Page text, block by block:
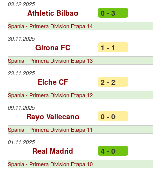
03.12.2025
Athletic Bilbao 0 - 3
Spania - Primera Division Etapa 14
30.11.2025
Girona FC 1 - 1
Spania - Primera Division Etapa 13
23.11.2025
Elche CF 2 - 2
Spania - Primera Division Etapa 12
09.11.2025
Rayo Vallecano 0 - 0
Spania - Primera Division Etapa 11
01.11.2025
Real Madrid 4 - 0
Spania - Primera Division Etapa 10